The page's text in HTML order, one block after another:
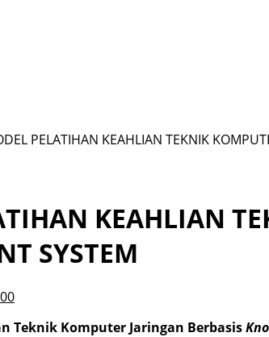
PELATIHAN KEAHLIAN TEKNIK
KEAHLIAN
SYSTEM
Teknik Komputer Jaringan Berbasis